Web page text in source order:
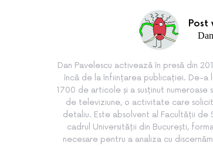
Post
Dan Pavelescu activează în presă din
încă de la înființarea publicației. De-a
1700 de articole și a susținut numeroase
de televiziune, o activitate care
detaliu. Este absolvent al Facultății de
cadrul Universității din București,
necesare pentru a analiza cu